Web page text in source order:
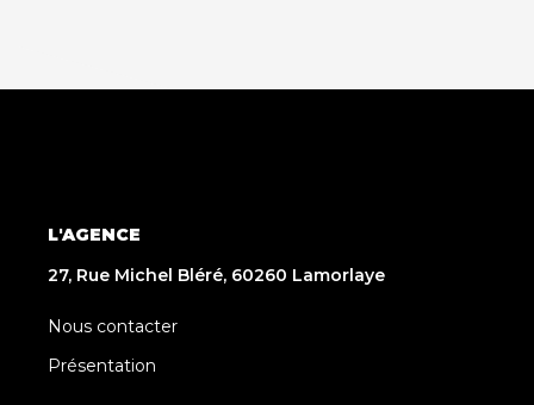
L'AGENCE
27, Rue Michel Bléré, 60260 Lamorlaye
Nous contacter
Présentation